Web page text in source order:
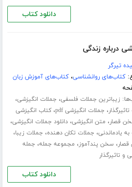
دانلود کتاب
درباره زندگی
تیرگر
کتاب‌های روانشناسی،کتاب‌های آموزش زبان
زیباترین جملات فلسفی، جملات انگیزشی،
، جملات انگیزشی pdf ،کتاب انگیزشی
قصار، متن انگیزشی،دانلود جملات انگیزشی،
یادماندنی، جملات تکان دهنده، جملات زیبا،
، سخن پندآموز، مجموعه جمله، جمله
و تاثیرگذار
دانلود کتاب